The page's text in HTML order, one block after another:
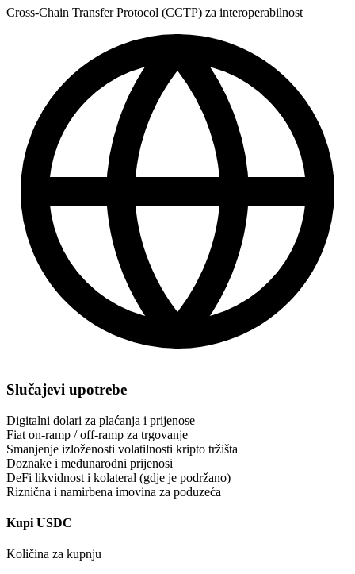
Cross-Chain Transfer Protocol (CCTP) za interoperabilnost
Slučajevi upotrebe
Digitalni dolari za plaćanja i prijenose
Fiat on-ramp / off-ramp za trgovanje
Smanjenje izloženosti volatilnosti kripto tržišta
Doznake i međunarodni prijenosi
DeFi likvidnost i kolateral (gdje je podržano)
Riznična i namirbena imovina za poduzeća
Kupi USDC
Količina za kupnju